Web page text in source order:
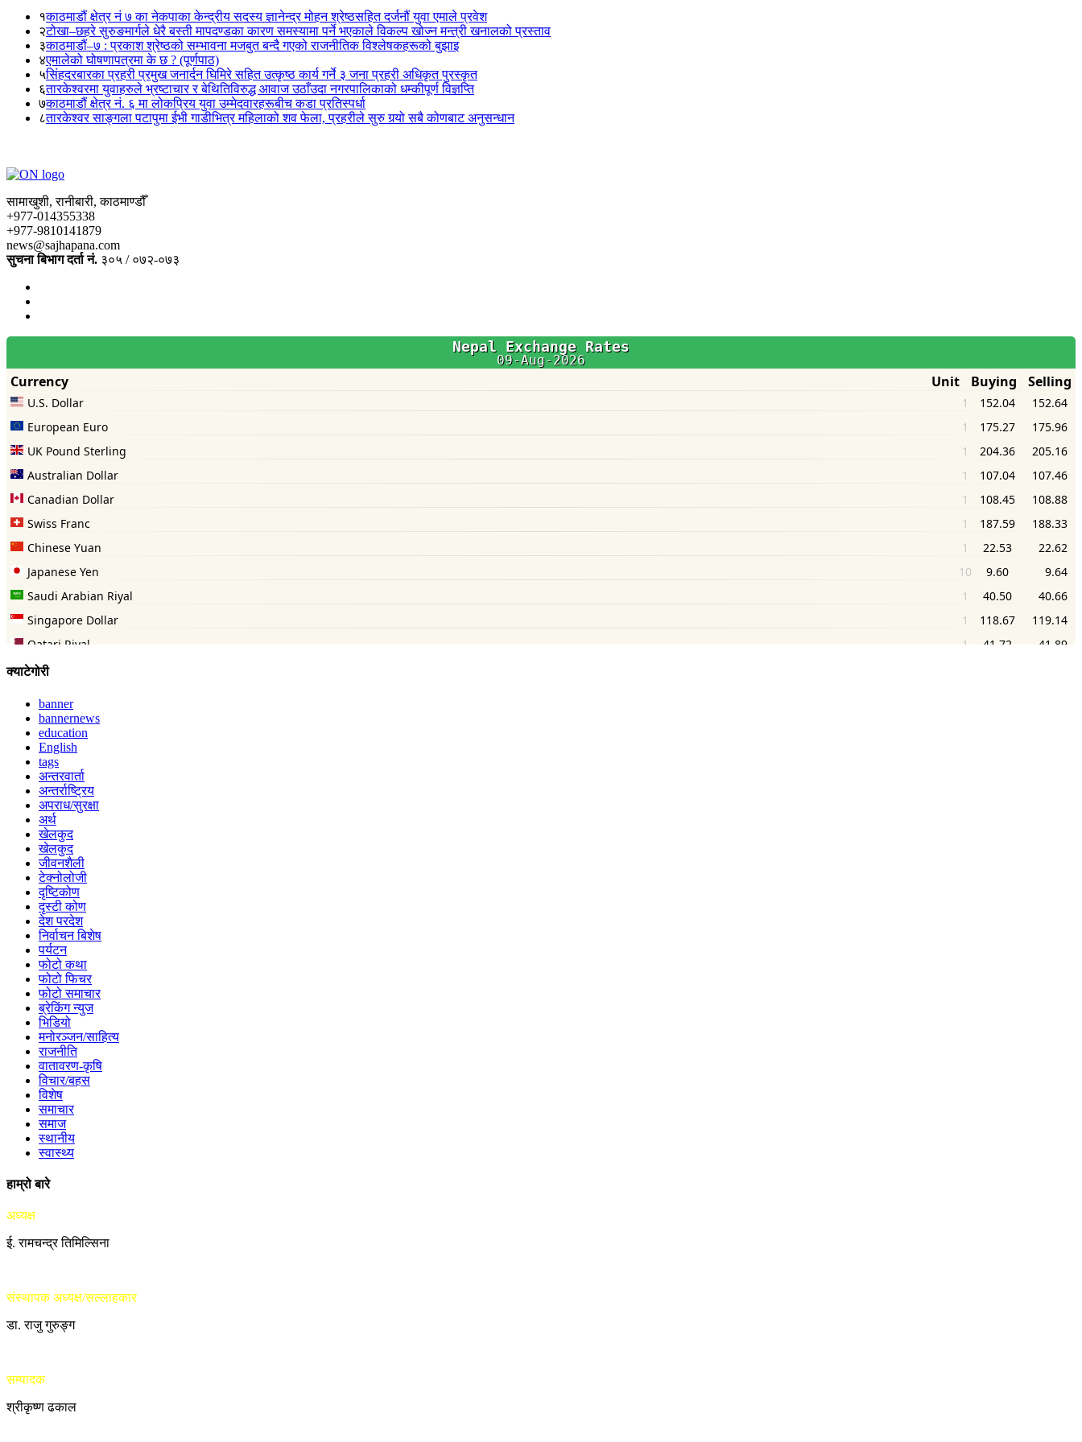
१काठमाडौं क्षेत्र नं ७ का नेकपाका केन्द्रीय सदस्य ज्ञानेन्द्र मोहन श्रेष्ठसहित दर्जनौं युवा एमाले प्रवेश
२टोखा–छहरे सुरुङमार्गले धेरै बस्ती मापदण्डका कारण समस्यामा पर्ने भएकाले विकल्प खोज्न मन्त्री खनालको प्रस्ताव
३काठमाडौं–७ : प्रकाश श्रेष्ठको सम्भावना मजबुत बन्दै गएको राजनीतिक विश्लेषकहरूको बुझाइ
४एमालेको घोषणापत्रमा के छ ? (पूर्णपाठ)
५सिंहदरबारका प्रहरी प्रमुख जनार्दन घिमिरे सहित उत्कृष्ठ कार्य गर्ने ३ जना प्रहरी अधिकृत पुरस्कृत
६तारकेश्वरमा युवाहरुले भ्रष्टाचार र बेथितिविरुद्ध आवाज उठाँउदा नगरपालिकाको धम्कीपूर्ण विज्ञप्ति
७काठमाडौं क्षेत्र नं. ६ मा लोकप्रिय युवा उम्मेदवारहरूबीच कडा प्रतिस्पर्धा
८तारकेश्वर साङ्गला पटापुमा ईभी गाडीभित्र महिलाको शव फेला, प्रहरीले सुरु गर्‍यो सबै कोणबाट अनुसन्धान
सामाखुशी, रानीबारी, काठमाण्डौँ
+977-014355338
+977-9810141879
news@sajhapana.com
सुचना बिभाग दर्ता नं. ३०५ / ०७२-०७३
क्याटेगोरी
banner
bannernews
education
English
tags
अन्तरवार्ता
अन्तर्राष्ट्रिय
अपराध/सुरक्षा
अर्थ
खेलकुद
खेलकुद
जीवनशैली
टेक्नोलोजी
दृष्टिकोण
दृस्टी कोण
देश परदेश
निर्वाचन बिशेष
पर्यटन
फोटो कथा
फोटो फिचर
फोटो समाचार
ब्रेकिंग न्युज
भिडियो
मनोरञ्जन/साहित्य
राजनीति
वातावरण-कृषि
विचार/बहस
विशेष
समाचार
समाज
स्थानीय
स्वास्थ्य
हाम्रो बारे
अध्यक्ष
ई. रामचन्द्र तिमिल्सिना
संस्थापक अध्यक्ष/सल्लाहकार
डा. राजु गुरुङ्ग
सम्पादक
श्रीकृष्ण ढकाल